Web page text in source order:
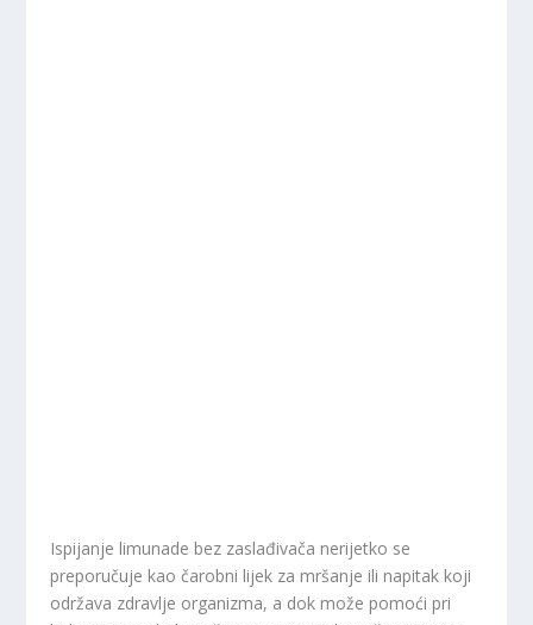
Ispijanje limunade bez zaslađivača nerijetko se
preporučuje kao čarobni lijek za mršanje ili napitak koji
održava zdravlje organizma, a dok može pomoći pri